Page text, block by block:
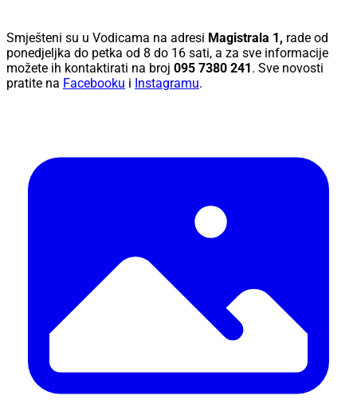
Smješteni su u Vodicama na adresi Magistrala 1, rade od
ponedjeljka do petka od 8 do 16 sati, a za sve informacije
možete ih kontaktirati na broj 095 7380 241 . Sve novosti
pratite na Facebooku i Instagramu.